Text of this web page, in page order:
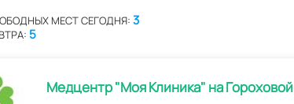
МЕСТ СЕГОДНЯ: 3
5
Медцентр "Моя Клиника" на Гороховой